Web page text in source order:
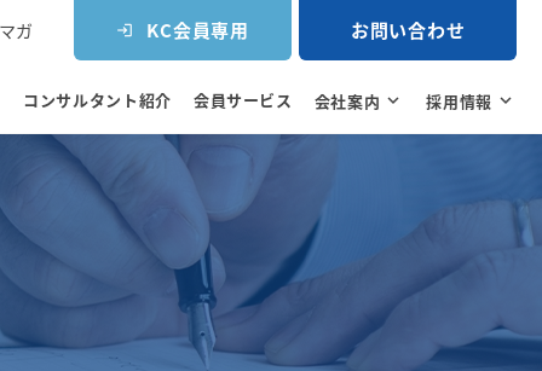
ガ login KC会員専用 お問い合わせ
コンサルタント紹介 会員サービス 会社案内 expand_more 採用情報 expand_more